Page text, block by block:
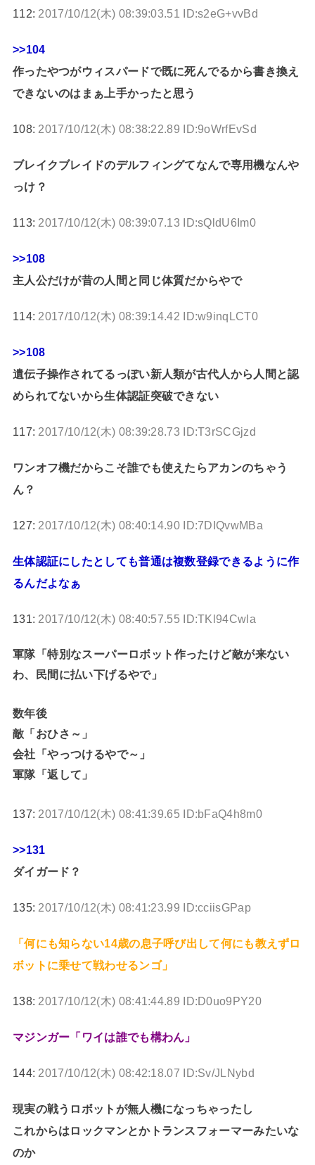
112: 2017/10/12(木) 08:39:03.51 ID:s2eG+vvBd
>>104
作ったやつがウィスパードで既に死んでるから書き換え
できないのはまぁ上手かったと思う
108: 2017/10/12(木) 08:38:22.89 ID:9oWrfEvSd
ブレイクブレイドのデルフィングてなんで専用機なんや
っけ？
113: 2017/10/12(木) 08:39:07.13 ID:sQldU6Im0
>>108
主人公だけが昔の人間と同じ体質だからやで
114: 2017/10/12(木) 08:39:14.42 ID:w9inqLCT0
>>108
遺伝子操作されてるっぽい新人類が古代人から人間と認
められてないから生体認証突破できない
117: 2017/10/12(木) 08:39:28.73 ID:T3rSCGjzd
ワンオフ機だからこそ誰でも使えたらアカンのちゃう
ん？
127: 2017/10/12(木) 08:40:14.90 ID:7DIQvwMBa
生体認証にしたとしても普通は複数登録できるように作
るんだよなぁ
131: 2017/10/12(木) 08:40:57.55 ID:TKl94Cwla
軍隊「特別なスーパーロボット作ったけど敵が来ない
わ、民間に払い下げるやで」
数年後
敵「おひさ～」
会社「やっつけるやで～」
軍隊「返して」
137: 2017/10/12(木) 08:41:39.65 ID:bFaQ4h8m0
>>131
ダイガード？
135: 2017/10/12(木) 08:41:23.99 ID:cciisGPap
「何にも知らない14歳の息子呼び出して何にも教えずロ
ボットに乗せて戦わせるンゴ」
138: 2017/10/12(木) 08:41:44.89 ID:D0uo9PY20
マジンガー「ワイは誰でも構わん」
144: 2017/10/12(木) 08:42:18.07 ID:Sv/JLNybd
現実の戦うロボットが無人機になっちゃったし
これからはロックマンとかトランスフォーマーみたいな
のか